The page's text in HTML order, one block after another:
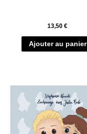
13,50€
Ajouter au panier